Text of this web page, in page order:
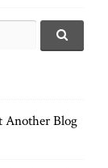
h
Another Blog